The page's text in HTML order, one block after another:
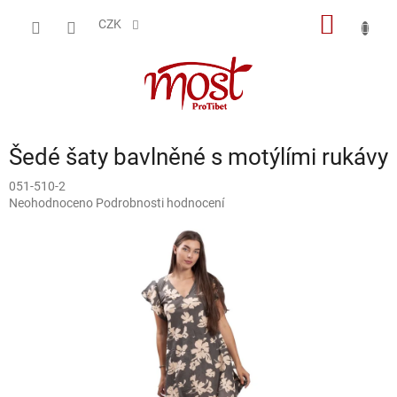
CZK
Šedé šaty bavlněné s motýlími rukávy
051-510-2
Průměrné
Neohodnoceno Podrobnosti hodnocení